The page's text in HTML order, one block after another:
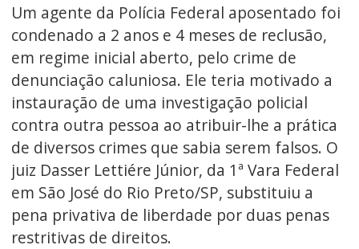
Um agente da Polícia Federal aposentado foi
condenado a 2 anos e 4 meses de reclusão,
em regime inicial aberto, pelo crime de
denunciação caluniosa. Ele teria motivado a
instauração de uma investigação policial
contra outra pessoa ao atribuir-lhe a prática
de diversos crimes que sabia serem falsos. O
juiz Dasser Lettiére Júnior, da 1ª Vara Federal
em São José do Rio Preto/SP, substituiu a
pena privativa de liberdade por duas penas
restritivas de direitos.